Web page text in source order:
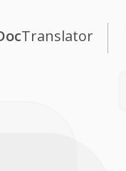
Translator